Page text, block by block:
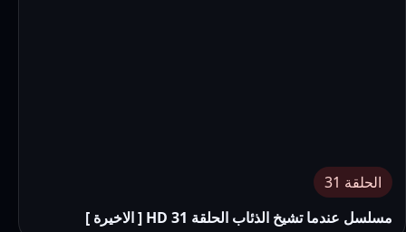
الحلقة 31
مسلسل عندما تشيخ الذئاب الحلقة 31 HD [ الاخيرة ]